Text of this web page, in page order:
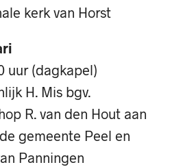
kerk van Horst
uur (dagkapel)
H. Mis bgv.
R. van den Hout aan
gemeente Peel en
Panningen